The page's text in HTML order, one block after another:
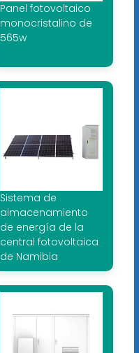
Panel fotovoltaico
monocristalino de
565w
Sistema de
almacenamiento
de energía de la
central fotovoltaica
de Namibia